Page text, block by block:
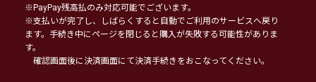
※PayPay残高払のみ対応可能でございます。
※支払いが完了し、しばらくすると自動でご利用のサービスへ戻り
ます。手続き中にページを閉じると購入が失敗する可能性がありま
す。
確認画面後に決済画面にて決済手続きをおこなってください。